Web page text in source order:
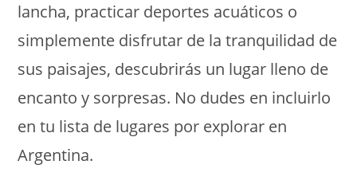
lancha, practicar deportes acuáticos o
simplemente disfrutar de la tranquilidad de
sus paisajes, descubrirás un lugar lleno de
encanto y sorpresas. No dudes en incluirlo
en tu lista de lugares por explorar en
Argentina.